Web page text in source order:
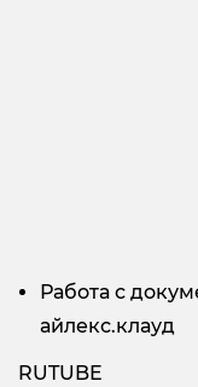
Работа с
айлекс.клауд
RUTUBE